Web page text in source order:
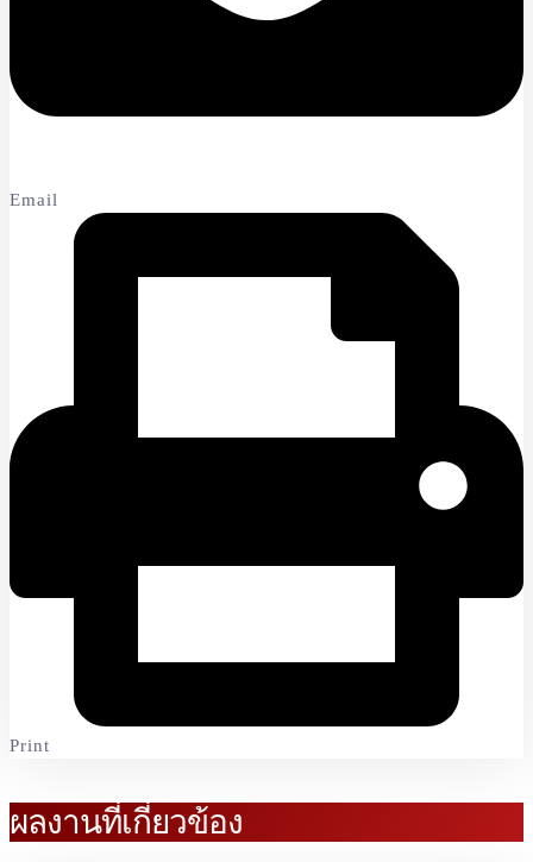
Email
Print
ผลงานที่เกี่ยวข้อง